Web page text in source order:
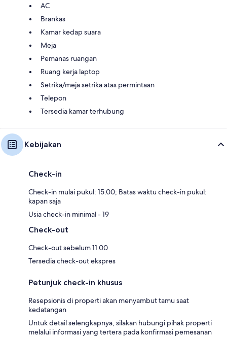
AC
Brankas
Kamar kedap suara
Meja
Pemanas ruangan
Ruang kerja laptop
Setrika/meja setrika atas permintaan
Telepon
Tersedia kamar terhubung
Kebijakan
Check-in
Check-in mulai pukul: 15.00; Batas waktu check-in pukul:
kapan saja
Usia check-in minimal - 19
Check-out
Check-out sebelum 11.00
Tersedia check-out ekspres
Petunjuk check-in khusus
Resepsionis di properti akan menyambut tamu saat
kedatangan
Untuk detail selengkapnya, silakan hubungi pihak properti
melalui informasi yang tertera pada konfirmasi pemesanan